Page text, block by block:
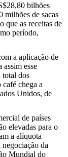
bilhões
milhões de sacas
que as receitas de
período,
a aplicação de
esse
total dos
chega a
Unidos, de
de países
elevadas para o
a alíquota
da
Mundial do